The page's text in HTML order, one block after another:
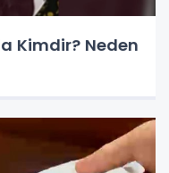
Kimdir? Neden